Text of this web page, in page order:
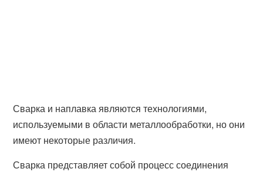
Сварка и наплавка являются технологиями,
используемыми в области металлообработки, но они
имеют некоторые различия.
Сварка представляет собой процесс соединения